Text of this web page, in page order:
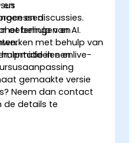
en
behulp van AI.
met behulp van
en
en discussies.
oefeningen en
in een live-
gemaakte versie
Neem dan contact
de details te